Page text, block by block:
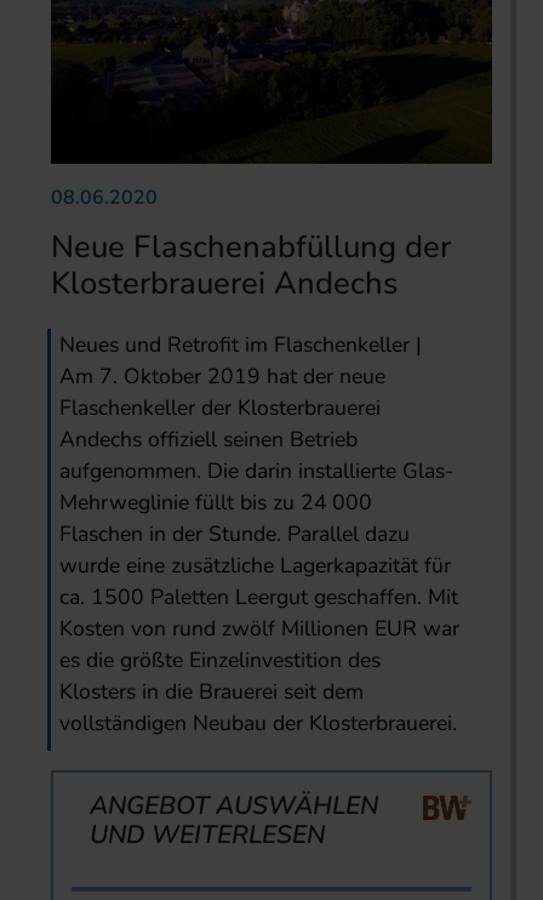
08.06.2020
Neue Flaschenabfüllung der
Klosterbrauerei Andechs
Neues und Retrofit im Flaschenkeller |
Am 7. Oktober 2019 hat der neue
Flaschenkeller der Klosterbrauerei
Andechs offiziell seinen Betrieb
aufgenommen. Die darin installierte Glas-
Mehrweglinie füllt bis zu 24 000
Flaschen in der Stunde. Parallel dazu
wurde eine zusätzliche Lagerkapazität für
ca. 1500 Paletten Leergut geschaffen. Mit
Kosten von rund zwölf Millionen EUR war
es die größte Einzelinvestition des
Klosters in die Brauerei seit dem
vollständigen Neubau der Klosterbrauerei.
ANGEBOT AUSWÄHLEN
UND WEITERLESEN